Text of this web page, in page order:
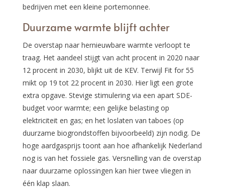
bedrijven met een kleine portemonnee.
Duurzame warmte blijft achter
De overstap naar hernieuwbare warmte verloopt te
traag. Het aandeel stijgt van acht procent in 2020 naar
12 procent in 2030, blijkt uit de KEV. Terwijl Fit for 55
mikt op 19 tot 22 procent in 2030. Hier ligt een grote
extra opgave. Stevige stimulering via een apart SDE-
budget voor warmte; een gelijke belasting op
elektriciteit en gas; en het loslaten van taboes (op
duurzame biogrondstoffen bijvoorbeeld) zijn nodig. De
hoge aardgasprijs toont aan hoe afhankelijk Nederland
nog is van het fossiele gas. Versnelling van de overstap
naar duurzame oplossingen kan hier twee vliegen in
één klap slaan.